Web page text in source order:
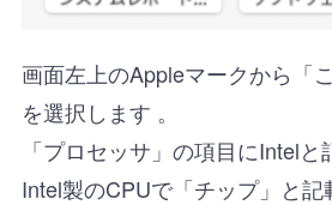
画面左上のAppleマークから「
を選択します 。
「プロセッサ」の項目にIntel
Intel製のCPUで「チップ」と